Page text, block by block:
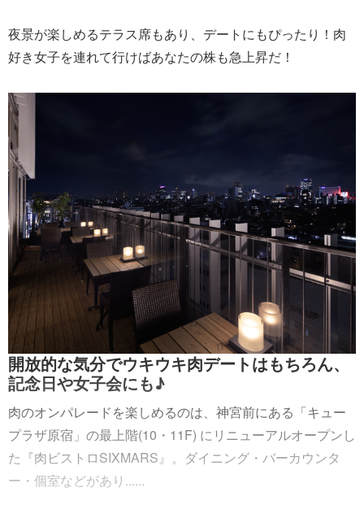
夜景が楽しめるテラス席もあり、デートにもぴったり！肉
好き女子を連れて行けばあなたの株も急上昇だ！
開放的な気分でウキウキ肉デートはもちろん、
記念日や女子会にも♪
肉のオンパレードを楽しめるのは、神宮前にある「キュー
プラザ原宿」の最上階(10・11F) にリニューアルオープンし
た『肉ビストロSIXMARS』。ダイニング・バーカウンタ
ー・個室などがあり......